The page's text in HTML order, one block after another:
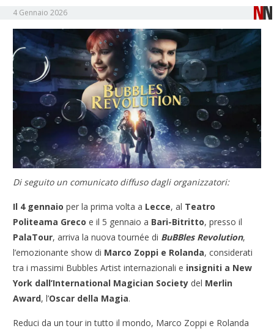
4 Gennaio 2026
Di seguito un comunicato diffuso dagli organizzatori:
Il 4 gennaioper la prima volta a Lecce, al Teatro
Politeama Greco e il 5 gennaio a Bari-Bitritto, presso il
PalaTour, arriva la nuova tournée di BuBBles Revolution,
l’emozionante show di Marco Zoppi e Rolanda, considerati
tra i massimi Bubbles Artist internazionali e insigniti a New
York dall’International Magician Society del Merlin
Award, l’Oscar della Magia.
Reduci da un tour in tutto il mondo, Marco Zoppi e Rolanda